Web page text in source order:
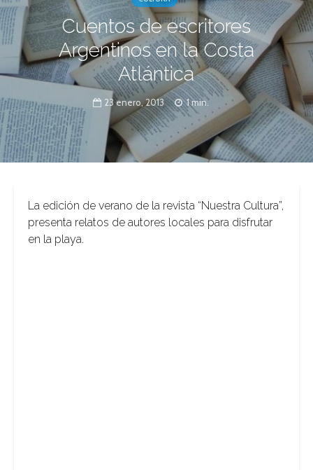
Cuentos de escritores
Argentinos en la Costa
Atlántica
23 enero, 2013 1 min.
La edición de verano de la revista “Nuestra Cultura”,
presenta relatos de autores locales para disfrutar
en la playa.